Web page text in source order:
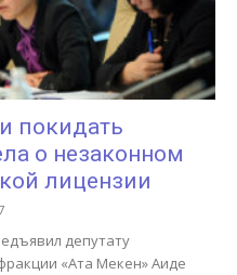
покидать
о незаконном
лицензии
депутату
«Ата Мекен» Аиде